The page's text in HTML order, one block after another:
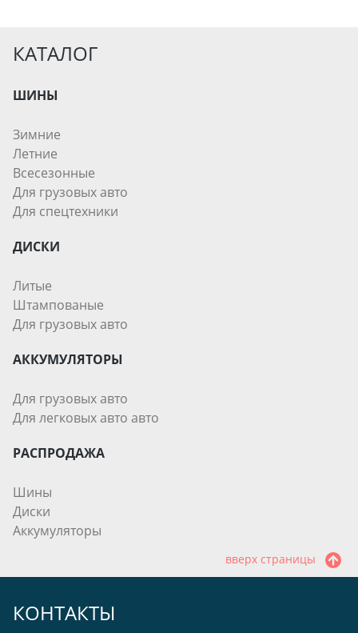
КАТАЛОГ
ШИНЫ
Зимние
Летние
Всесезонные
Для грузовых авто
Для спецтехники
ДИСКИ
Литые
Штампованые
Для грузовых авто
АККУМУЛЯТОРЫ
Для грузовых авто
Для легковых авто авто
РАСПРОДАЖА
Шины
Диски
Аккумуляторы
вверх страницы
КОНТАКТЫ